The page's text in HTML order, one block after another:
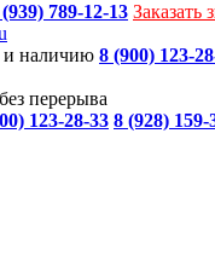
789-12-13 Заказать
и наличию 8 (900) 123-
перерыва
123-28-33 8 (928) 159-